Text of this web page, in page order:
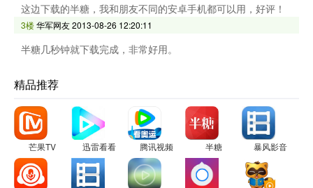
这边下载的半糖，我和朋友不同的安卓手机都可以用，好评！
3楼华军网友2013-08-26 12:20:11
半糖几秒钟就下载完成，非常好用。
精品推荐
芒果TV 迅雷看看 腾讯视频 半糖 暴风影音